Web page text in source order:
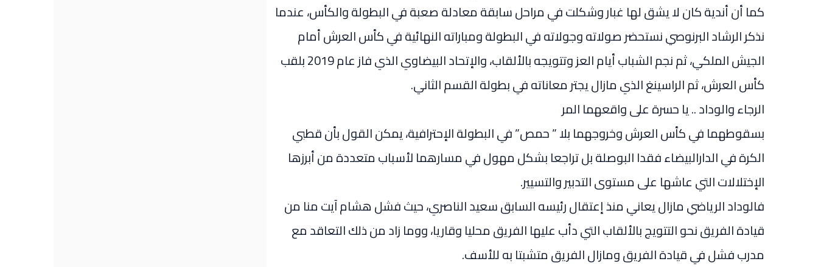
كما أن أندية كان لا يشق لها غبار وشكلت في مراحل سابقة معادلة صعبة في البطولة والكأس، عندما
نذكر الرشاد البرنوصي نستحضر صولاته وجولاته في البطولة ومباراته النهائية في كأس العرش أمام
الجيش الملكي، ثم نجم الشباب أيام العز وتتويجه بالألقاب، والإتحاد البيضاوي الذي فاز عام 2019 بلقب
كأس العرش، ثم الراسينغ الذي مازال يجتر معاناته في بطولة القسم الثاني.
الرجاء والوداد .. يا حسرة على واقعهما المر
بسقوطهما في كأس العرش وخروجهما بلا ” حمص” في البطولة الإحترافية، يمكن القول بأن قطبي
الكرة في الدارالبيضاء فقدا البوصلة بل تراجعا بشكل مهول في مسارهما لأسباب متعددة من أبرزها
الإختلالات التي عاشها على مستوى التدبير والتسيير.
فالوداد الرياضي مازال يعاني منذ إعتقال رئيسه السابق سعيد الناصري، حيث فشل هشام آيت منا من
قيادة الفريق نحو التتويج بالألقاب التي دأب عليها الفريق محليا وقاريا، ووما زاد من ذلك التعاقد مع
مدرب فشل في قيادة الفريق ومازال الفريق متشبتا به للأسف.